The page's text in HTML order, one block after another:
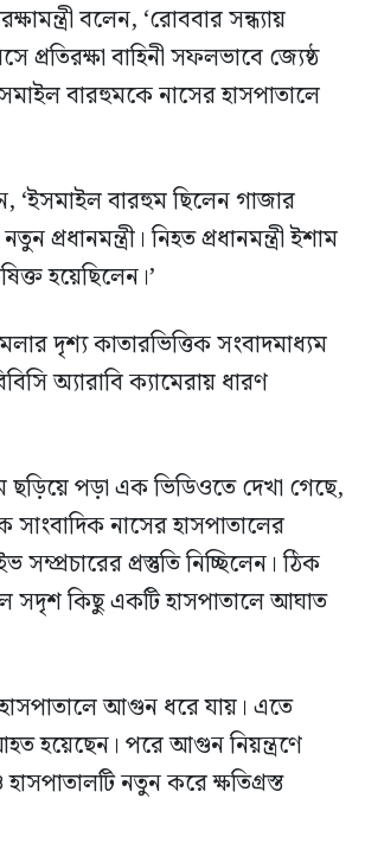
বলেন, ‘রোববার সন্ধ্যায়
প্রতিরক্ষা বাহিনী সফলভাবে জ্যেষ্ঠ
বারহুমকে নাসের হাসপাতালে
‘ইসমাইল বারহুম ছিলেন গাজার
প্রধানমন্ত্রী। নিহত প্রধানমন্ত্রী ইশাম
হয়েছিলেন।’
দৃশ্য কাতারভিত্তিক সংবাদমাধ্যম
অ্যারাবি ক্যামেরায় ধারণ
ছড়িয়ে পড়া এক ভিডিওতে দেখা গেছে,
নাসের হাসপাতালের
সম্প্রচারের প্রস্তুতি নিচ্ছিলেন। ঠিক
সদৃশ কিছু একটি হাসপাতালে আঘাত
আগুন ধরে যায়। এতে
পরে আগুন নিয়ন্ত্রণে
নতুন করে ক্ষতিগ্রস্ত